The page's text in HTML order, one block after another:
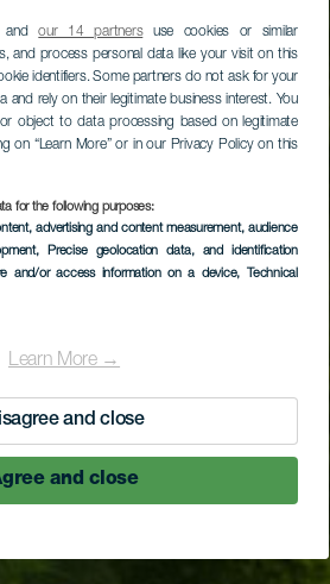
andour 14 partnersuse cookies or similar
and process personal data like your visit on this
identifiers. Some partners do not ask for your
rely on their legitimate business interest. You
object to data processing based on legitimate
on “Learn More” or in our Privacy Policy on this
for the following purposes:
advertising and content measurement, audience
, Precise geolocation data, and identification
and/or access information on a device, Technical
Learn More →
and close
and close